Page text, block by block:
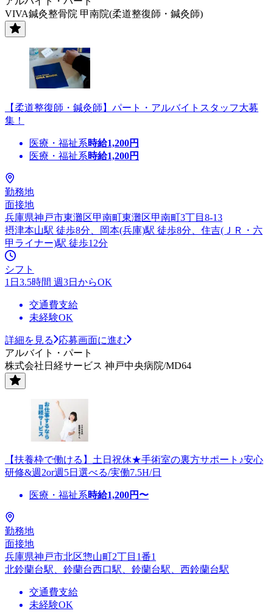
VIVA鍼灸整骨院 甲南院(柔道整復師・鍼灸師)
【柔道整復師・鍼灸師】パート・アルバイトスタッフ大募
集！
医療・福祉系時給1,200円
医療・福祉系時給1,200円
勤務地
面接地
兵庫県神戸市東灘区甲南町東灘区甲南町3丁目8-13
摂津本山駅 徒歩8分、岡本(兵庫)駅 徒歩8分、住吉(ＪＲ・六
甲ライナー)駅 徒歩12分
シフト
1日3.5時間 週3日からOK
交通費支給
未経験OK
詳細を見る
応募画面に進む
アルバイト・パート
株式会社日経サービス 神戸中央病院/MD64
【扶養枠で働ける】土日祝休★手術室の裏方サポート♪安心
研修&週2or週5日選べる/実働7.5H/日
医療・福祉系時給1,200円〜
勤務地
面接地
兵庫県神戸市北区惣山町2丁目1番1
北鈴蘭台駅、鈴蘭台西口駅、鈴蘭台駅、西鈴蘭台駅
交通費支給
未経験OK